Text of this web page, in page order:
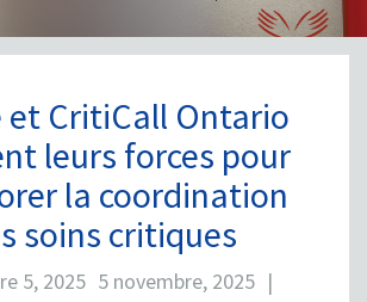
et CritiCall Ontario
leurs forces pour
la coordination
soins critiques
5, 2025 5 novembre, 2025 |